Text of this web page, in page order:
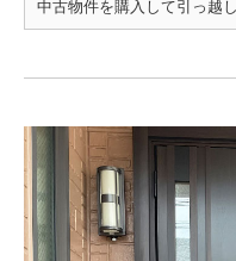
中古物件を購入して引っ越